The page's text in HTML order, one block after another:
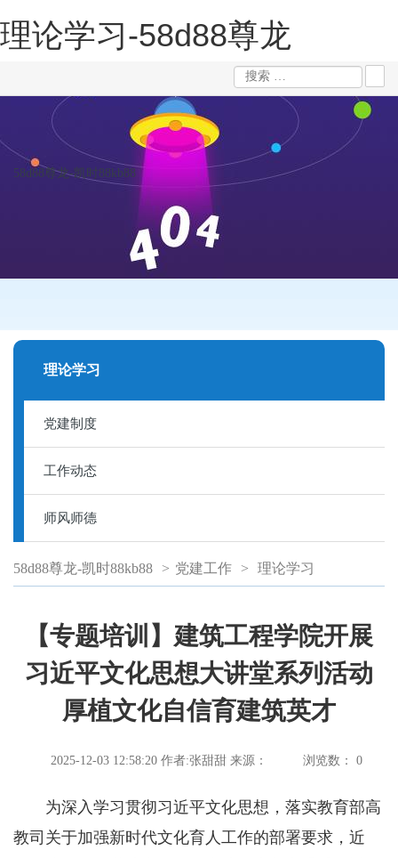
理论学习-58d88尊龙
58d88尊龙-凯时88kb88
理论学习
党建制度
工作动态
师风师德
58d88尊龙-凯时88kb88 > 党建工作 > 理论学习
【专题培训】建筑工程学院开展
习近平文化思想大讲堂系列活动
厚植文化自信育建筑英才
2025-12-03 12:58:20 作者:张甜甜 来源： 浏览数： 0
为深入学习贯彻习近平文化思想，落实教育部高
教司关于加强新时代文化育人工作的部署要求，近